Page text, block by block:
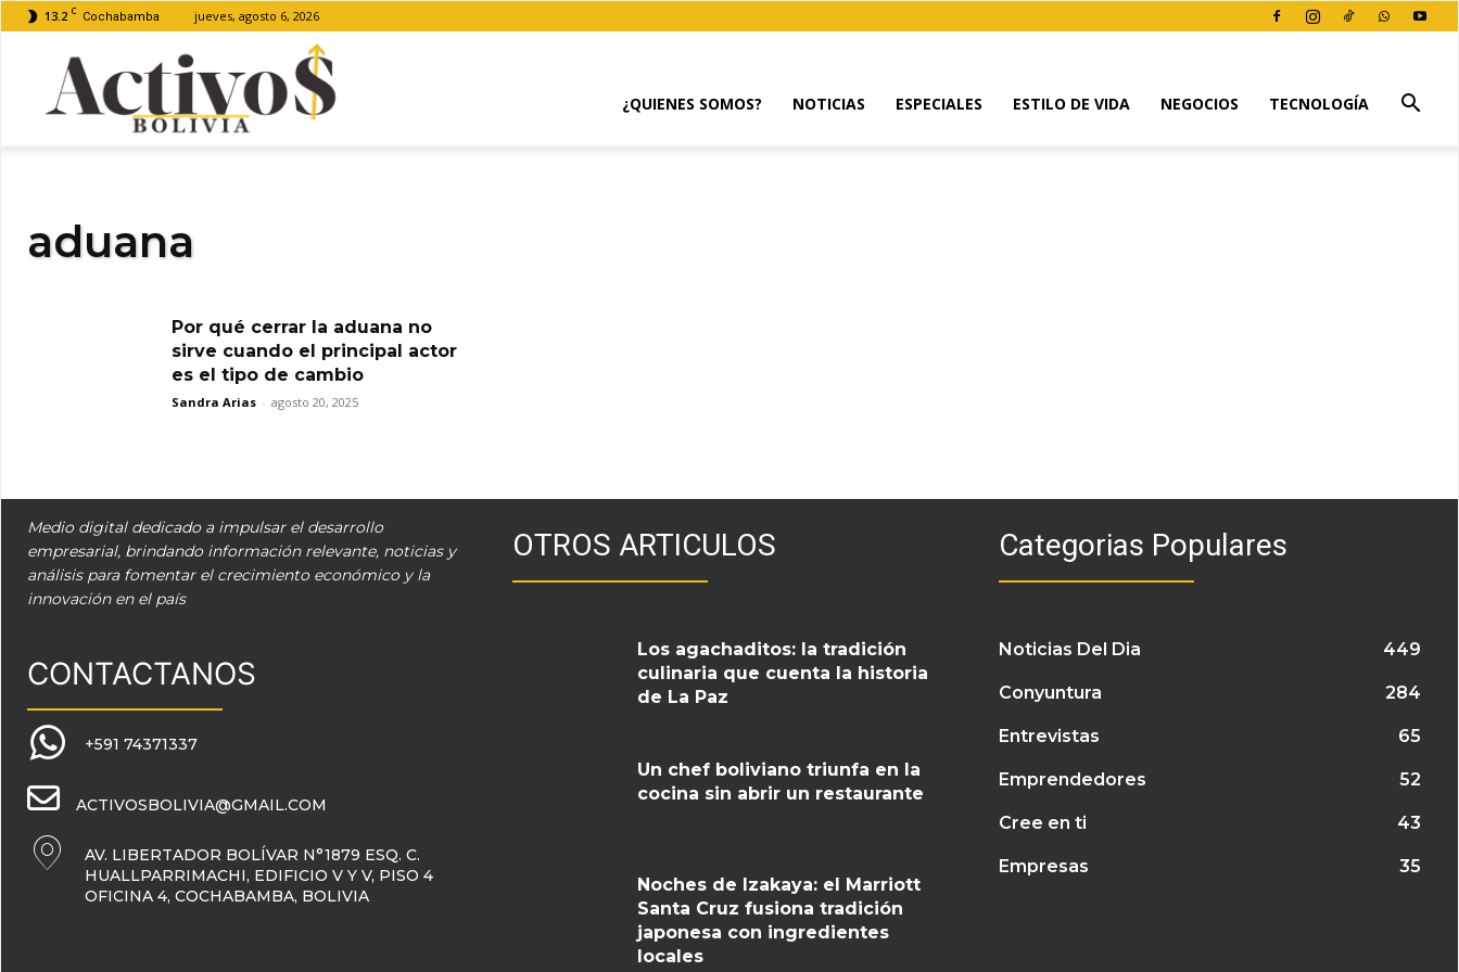
13.2 C Cochabamba jueves, agosto 6, 2026
¿QUIENES SOMOS? NOTICIAS ESPECIALES ESTILO DE VIDA NEGOCIOS TECNOLOGÍA
aduana
Por qué cerrar la aduana no
sirve cuando el principal actor
es el tipo de cambio
Sandra Arias - agosto 20, 2025
Medio digital dedicado a impulsar el desarrollo
empresarial, brindando información relevante, noticias y
análisis para fomentar el crecimiento económico y la
innovación en el país
CONTACTANOS
+591 74371337
ACTIVOSBOLIVIA@GMAIL.COM
AV. LIBERTADOR BOLÍVAR N°1879 ESQ. C.
HUALLPARRIMACHI, EDIFICIO V Y V, PISO 4
OFICINA 4, COCHABAMBA, BOLIVIA
OTROS ARTICULOS
Los agachaditos: la tradición
culinaria que cuenta la historia
de La Paz
Un chef boliviano triunfa en la
cocina sin abrir un restaurante
Noches de Izakaya: el Marriott
Santa Cruz fusiona tradición
japonesa con ingredientes
locales
Categorias Populares
Noticias Del Dia 449
Conyuntura 284
Entrevistas 65
Emprendedores 52
Cree en ti 43
Empresas 35